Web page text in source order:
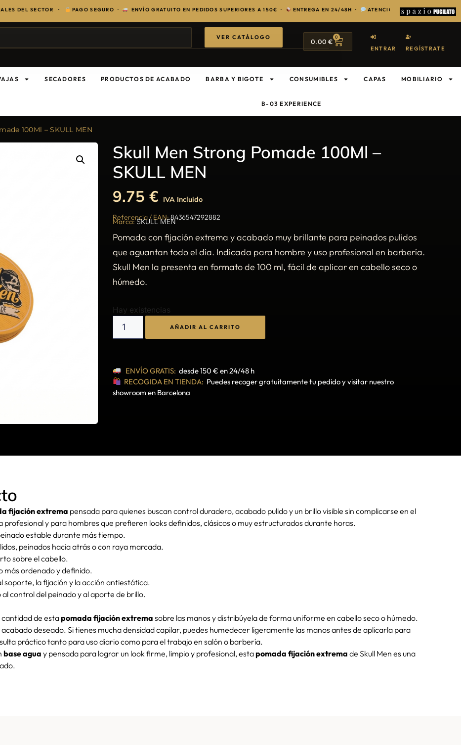
SECTOR · PAGO SEGURO · ENVÍO GRATUITO EN PEDIDOS SUPERIORES A 150€ · ENTREGA EN 24/48H · ATENCIÓN EXCLUSIVA PARA
VER CATÁLOGO
0.00€
0
ENTRAR REGÍSTRATE
SECADORES PRODUCTOS DE ACABADO BARBA Y BIGOTE CONSUMIBLES CAPAS MOBILIARIO
B-03 EXPERIENCE
100Ml – SKULL MEN
Skull Men Strong Pomade 100Ml –
SKULL MEN
9.75 €
IVA Incluido
Referencia / EAN:8436547292882
Marca:SKULL MEN
Pomada con fijación extrema y acabado muy brillante para peinados pulidos
que aguantan todo el día. Indicada para hombre y uso profesional en barbería.
Skull Men la presenta en formato de 100 ml, fácil de aplicar en cabello seco o
húmedo.
Hay existencias
AÑADIR AL CARRITO
ENVÍO GRATIS: desde 150 € en 24/48 h
RECOGIDA EN TIENDA: Puedes recoger gratuitamente tu pedido y visitar nuestro
showroom en Barcelona
fijación extrema pensada para quienes buscan control duradero, acabado pulido y un brillo visible sin complicarse en el
y para hombres que prefieren looks definidos, clásicos o muy estructurados durante horas.
estable durante más tiempo.
peinados hacia atrás o con raya marcada.
sobre el cabello.
más ordenado y definido.
soporte, la fijación y la acción antiestática.
control del peinado y al aporte de brillo.
de estapomada fijación extrema sobre las manos y distribúyela de forma uniforme en cabello seco o húmedo.
deseado. Si tienes mucha densidad capilar, puedes humedecer ligeramente las manos antes de aplicarla para
práctico tanto para uso diario como para el trabajo en salón o barbería.
base agua y pensada para lograr un look firme, limpio y profesional, estapomada fijación extrema de Skull Men es una